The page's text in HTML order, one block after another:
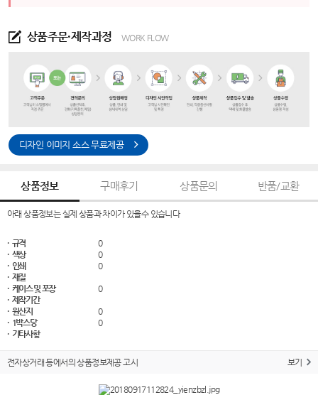
상품주문·제작과정 WORK FLOW
디자인 이미지 소스 무료제공
상품정보 구매후기 상품문의 반품/교환
아래 상품정보는 실제 상품과 차이가 있을수 있습니다
· 규격
0
· 색상
0
· 인쇄
0
· 재질
· 케이스 및 포장
0
· 제작기간
· 원산지
0
· 1박스당
0
· 기타사항
전자상거래 등에서의 상품정보제공 고시 보기